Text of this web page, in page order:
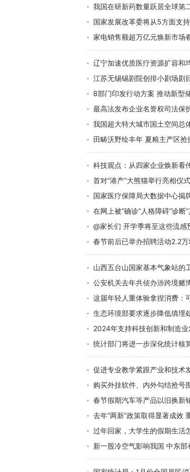
我国在研新药数量跃居全球第
国家发展改革委将从5方面支
家电销售额超万亿元焕新市场
辽宁加速优质医疗资源扩容和
江苏无锡锡剧院创排小剧场剧
8部门印发行动方案 推动新型
最高法发布企业名誉权司法
我国超大特大城市国土空间总
田畴沃野绘丰年 夏粮主产区
科技观点：从四家企业焕新看
首对“港产”大熊猫举行亮相仪
国家医疗保障局大数据中心揭
在网上被“确诊”人格障碍“诊断
@家长们 开学季将至这些流感
春节前后已举办招聘活动2.2
山西五台山国家基本气象站
公安机关去年共侦办涉跨境赌
这届年轻人重体验拿捏消费：
生态环境部要求逐步降低填埋
2024年支持科技创新和制造
统计部门将进一步深化统计核
促进专业教学紧跟产业和技术
购买外挂软件、内外勾结抢号
春节假期汽车等产品以旧换
去年“两新”政策取得显著成效
过年回家，大学生的假期生活
新一股冷空气影响我国 中东部